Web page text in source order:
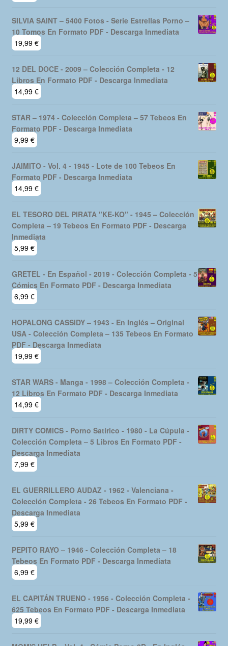
SILVIA SAINT – 5400 Fotos - Serie Estrellas Porno –
10 Tomos En Formato PDF - Descarga Inmediata
19,99 €
12 DEL DOCE - 2009 – Colección Completa - 12
Libros En Formato PDF - Descarga Inmediata
14,99 €
STAR – 1974 - Colección Completa – 57 Tebeos En
Formato PDF - Descarga Inmediata
9,99 €
JAIMITO - Vol. 4 - 1945 - Lote de 100 Tebeos En
Formato PDF - Descarga Inmediata
14,99 €
EL TESORO DEL PIRATA "KE-KO" - 1945 – Colección
Completa – 19 Tebeos En Formato PDF - Descarga
Inmediata
5,99 €
GRETEL - En Español - 2019 - Colección Completa - 5
Cómics En Formato PDF - Descarga Inmediata
6,99 €
HOPALONG CASSIDY – 1943 - En Inglés – Original
USA - Colección Completa – 135 Tebeos En Formato
PDF - Descarga Inmediata
19,99 €
STAR WARS - Manga - 1998 – Colección Completa -
12 Libros En Formato PDF - Descarga Inmediata
14,99 €
DIRTY COMICS - Porno Satírico - 1980 - La Cúpula -
Colección Completa – 5 Libros En Formato PDF -
Descarga Inmediata
7,99 €
EL GUERRILLERO AUDAZ - 1962 - Valenciana -
Colección Completa - 26 Tebeos En Formato PDF -
Descarga Inmediata
5,99 €
PEPITO RAYO – 1946 - Colección Completa – 18
Tebeos En Formato PDF - Descarga Inmediata
6,99 €
EL CAPITÁN TRUENO - 1956 - Colección Completa -
625 Tebeos En Formato PDF - Descarga Inmediata
19,99 €